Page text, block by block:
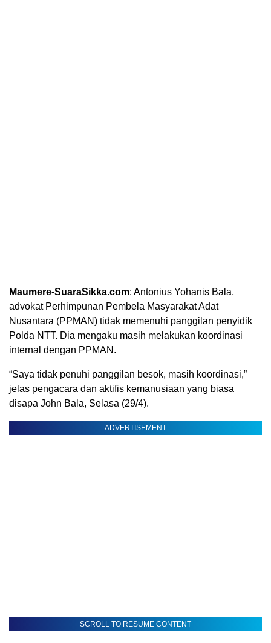
Maumere-SuaraSikka.com: Antonius Yohanis Bala,
advokat Perhimpunan Pembela Masyarakat Adat
Nusantara (PPMAN) tidak memenuhi panggilan penyidik
Polda NTT. Dia mengaku masih melakukan koordinasi
internal dengan PPMAN.
“Saya tidak penuhi panggilan besok, masih koordinasi,”
jelas pengacara dan aktifis kemanusiaan yang biasa
disapa John Bala, Selasa (29/4).
ADVERTISEMENT
SCROLL TO RESUME CONTENT